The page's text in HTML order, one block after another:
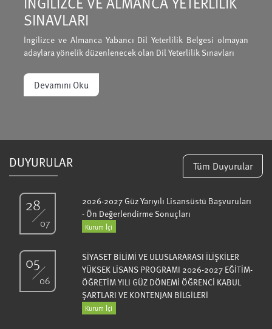
SINAVLARI
İngilizce ve Almanca Yabancı Dil Yeterlilik Belgesi olmayan
adaylara yönelik düzenlenecek olan Dil Yeterlilik Sınavları
Devamını Oku
DUYURULAR Tüm Duyurular
28
07
2026-2027 Güz Yarıyılı Lisansüstü Başvuruları
- Ön Değerlendirme Sonuçları
Kurum İçi
05
06
SİYASET BİLİMİ VE ULUSLARARASI İLİŞKİLER
YÜKSEK LİSANS PROGRAMI 2026-2027 EĞİTİM-
ÖĞRETİM YILI GÜZ DÖNEMİ ÖĞRENCİ KABUL
ŞARTLARI VE KONTENJAN BİLGİLERİ
Kurum İçi